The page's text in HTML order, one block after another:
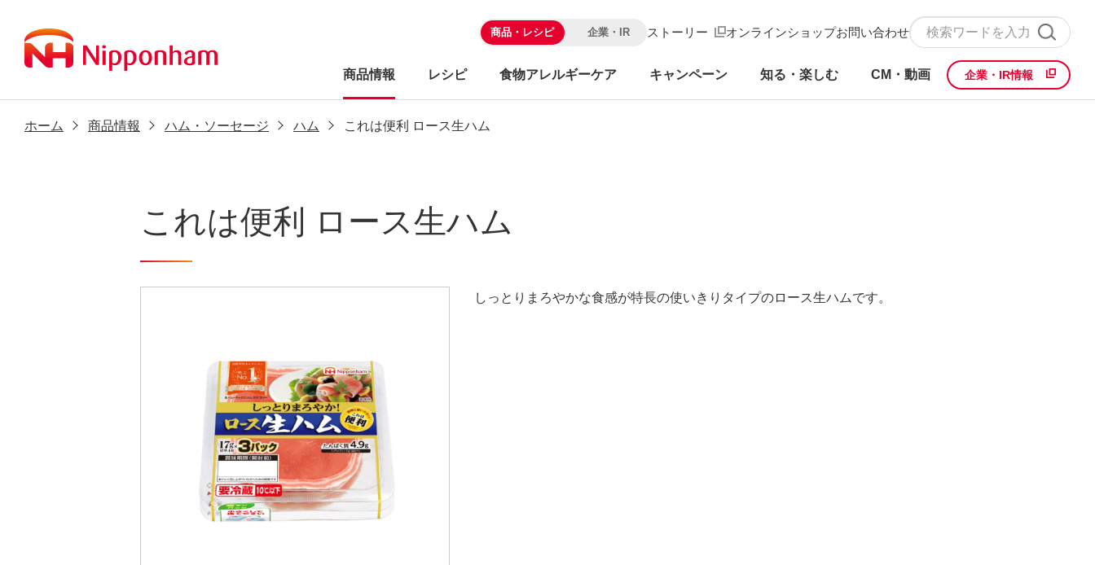
商品・レシピ 企業・IR ストーリー オンラインショップお問い合わせ
商品情報 レシピ 食物アレルギーケア キャンペーン 知る・楽しむ CM・動画 企業・IR情報
ホーム 商品情報 ハム・ソーセージ ハム これは便利 ロース生ハム
これは便利 ロース生ハム
しっとりまろやかな食感が特長の使いきりタイプのロース生ハムです。